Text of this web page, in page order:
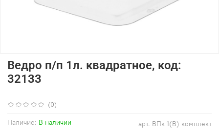
(0)
арт. ВПк 1(В) комплект
Наличие: В наличии
Ведро п/п 1л. квадратное, код:
32133